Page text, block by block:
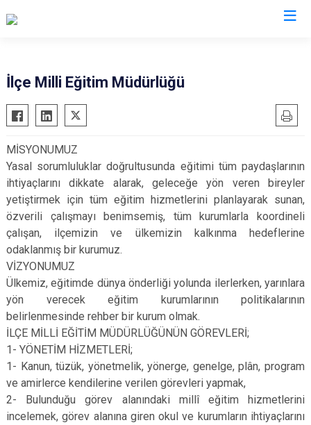
Büyükorhan
Gemlik
Gürsu
Harmancık
İnegöl
İznik
Karacabey
Keles
Kestel
Orhaneli
Orhangazi
Osmangazi
Yenişehir
İlçe Milli Eğitim Müdürlüğü
MİSYONUMUZ
Yasal sorumluluklar doğrultusunda eğitimi tüm paydaşlarının
ihtiyaçlarını dikkate alarak, geleceğe yön veren bireyler
yetiştirmek için tüm eğitim hizmetlerini planlayarak sunan,
özverili çalışmayı benimsemiş, tüm kurumlarla koordineli
çalışan, ilçemizin ve ülkemizin kalkınma hedeflerine
odaklanmış bir kurumuz.
VİZYONUMUZ
Ülkemiz, eğitimde dünya önderliği yolunda ilerlerken, yarınlara
yön verecek eğitim kurumlarının politikalarının
belirlenmesinde rehber bir kurum olmak.
İLÇE MİLLİ EĞİTİM MÜDÜRLÜĞÜNÜN GÖREVLERİ;
1- YÖNETİM HİZMETLERİ;
1- Kanun, tüzük, yönetmelik, yönerge, genelge, plân, program
ve amirlerce kendilerine verilen görevleri yapmak,
2- Bulunduğu görev alanındaki millî eğitim hizmetlerini
incelemek, görev alanına giren okul ve kurumların ihtiyaçlarını